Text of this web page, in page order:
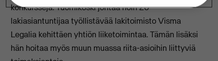
konkursseja. Tuomikoski johtaa noin 20
lakiasiantuntijaa työllistävää lakitoimisto Visma
Legalia kehittäen yhtiön liiketoimintaa. Tämän lisäksi
hän hoitaa myös muun muassa riita-asioihin liittyviä